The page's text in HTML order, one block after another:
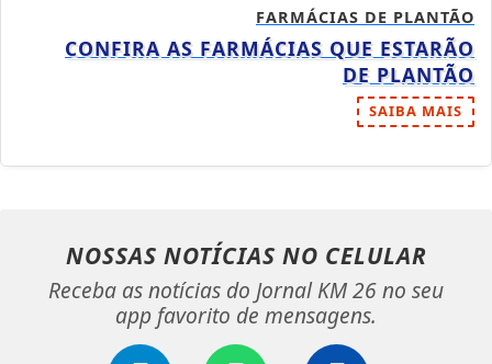
FARMÁCIAS DE PLANTÃO
CONFIRA AS FARMÁCIAS QUE ESTARÃO
DE PLANTÃO
SAIBA MAIS
NOSSAS NOTÍCIAS NO CELULAR
Receba as notícias do Jornal KM 26 no seu
app favorito de mensagens.